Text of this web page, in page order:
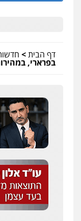
דף הבית>
בפרארי, במהירות 219